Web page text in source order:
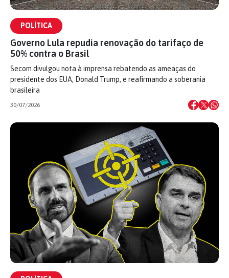
POLÍTICA
Governo Lula repudia renovação do tarifaço de
50% contra o Brasil
Secom divulgou nota à imprensa rebatendo as ameaças do
presidente dos EUA, Donald Trump, e reafirmando a soberania
brasileira
30/07/2026